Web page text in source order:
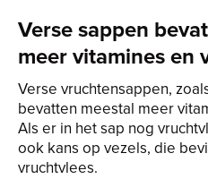
Verse sappen
meer vitamines en
Verse vruchtensappen,
bevatten meestal meer
Als er in het sap nog
ook kans op vezels, die
vruchtvlees.